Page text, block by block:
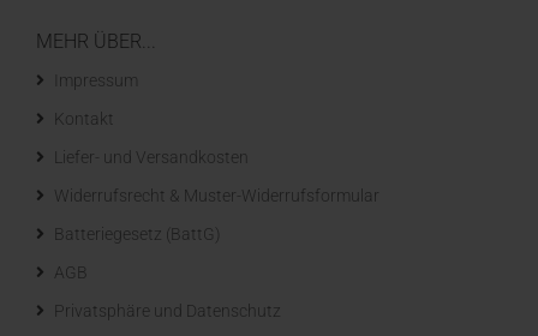
MEHR ÜBER...
Impressum
Kontakt
Liefer- und Versandkosten
Widerrufsrecht & Muster-Widerrufsformular
Batteriegesetz (BattG)
AGB
Privatsphäre und Datenschutz